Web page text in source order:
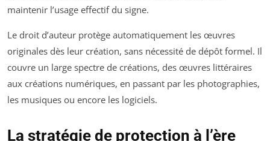
maintenir l’usage effectif du signe.
Le droit d’auteur protège automatiquement les œuvres
originales dès leur création, sans nécessité de dépôt formel. Il
couvre un large spectre de créations, des œuvres littéraires
aux créations numériques, en passant par les photographies,
les musiques ou encore les logiciels.
La stratégie de protection à l’ère